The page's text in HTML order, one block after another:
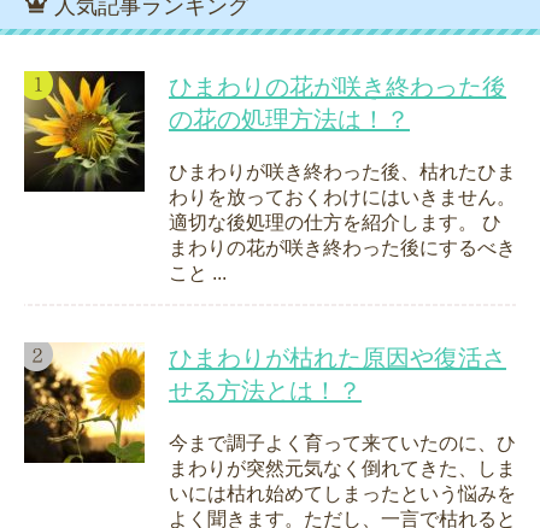
人気記事ランキング
ひまわりの花が咲き終わった後
の花の処理方法は！？
ひまわりが咲き終わった後、枯れたひま
わりを放っておくわけにはいきません。
適切な後処理の仕方を紹介します。 ひ
まわりの花が咲き終わった後にするべき
こと ...
ひまわりが枯れた原因や復活さ
せる方法とは！？
今まで調子よく育って来ていたのに、ひ
まわりが突然元気なく倒れてきた、しま
いには枯れ始めてしまったという悩みを
よく聞きます。ただし、一言で枯れると